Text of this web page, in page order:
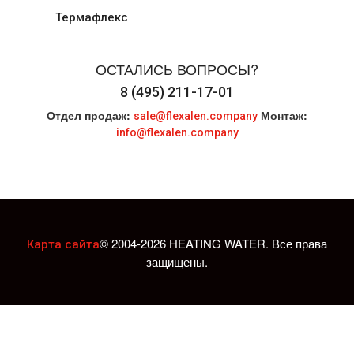
Термафлекс
ОСТАЛИСЬ ВОПРОСЫ?
8 (495) 211-17-01
Отдел продаж: sale@flexalen.company Монтаж:
info@flexalen.company
Карта сайта© 2004-2026 HEATING WATER. Все права
защищены.